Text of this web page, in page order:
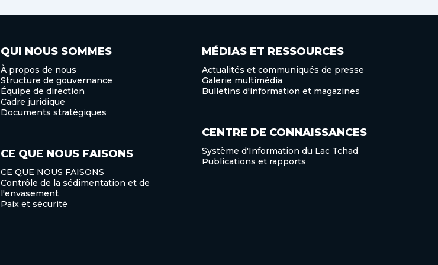
QUI NOUS SOMMES
À propos de nous
Structure de gouvernance
Équipe de direction
Cadre juridique
Documents stratégiques
CE QUE NOUS FAISONS
CE QUE NOUS FAISONS
Contrôle de la sédimentation et de
l'envasement
Paix et sécurité
MÉDIAS ET RESSOURCES
Actualités et communiqués de presse
Galerie multimédia
Bulletins d'information et magazines
CENTRE DE CONNAISSANCES
Système d'Information du Lac Tchad
Publications et rapports